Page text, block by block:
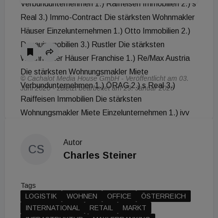
Verbundunternehmen 1.) Raiffeisen Immobilien 2.) s
Real 3.) Immo-Contract Die stärksten Wohnmakler
Häuser Einzelunternehmen 1.) Otto Immobilien 2.)
Donauimmobilien 3.) Rustler Die stärksten
Wohnmakler Häuser Franchise 1.) Re/Max Austria
Die stärksten Wohnungsmakler Miete
Verbundunternehmen 1.) ÖRAG 2.) s Real 3.)
Raiffeisen Immobilien Die stärksten
Wohnungsmakler Miete Einzelunternehmen 1.) ivv
stärksten Wohnungsmakler Miete Franchise 1.)
Re/Max Austria Die stärksten Grundstücksmakler
stärksten Grundstücksmakler (Bauland)
Einzelunternehmen 1.) Arnold Immobilien 2.) EHL
© Cachalot Media House GmbH - Veröffentlicht am 03.
Juni 2020 - zuletzt bearbeitet am 29. Januar 2026
CS
Autor
Charles Steiner
Tags
LOGISTIK
WOHNEN OFFICE
ÖSTERREICH
INTERNATIONAL
RETAIL
MARKT